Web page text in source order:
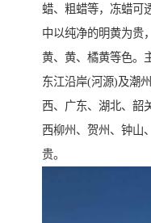
蜡、粗蜡等，冻蜡可
中以纯净的明黄为贵
黄、黄、橘黄等色。
东江沿岸(河源)及潮
西、广东、湖北、韶
西柳州、贺州、钟山
贵。